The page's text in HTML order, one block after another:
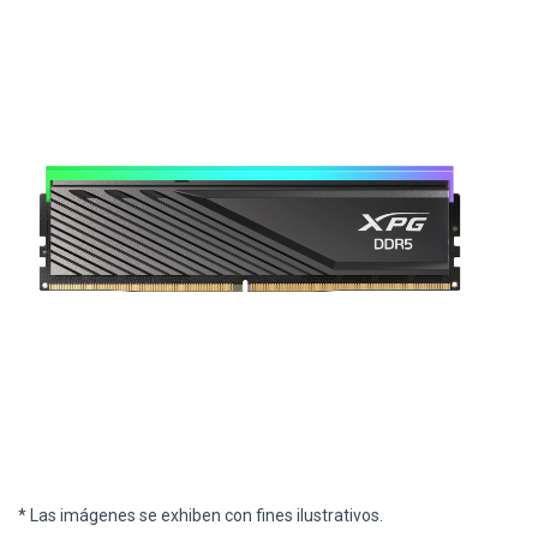
* Las imágenes se exhiben con fines ilustrativos.